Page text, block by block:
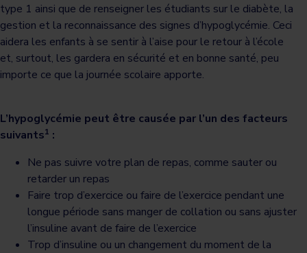
type 1 ainsi que de renseigner les étudiants sur le diabète, la
gestion et la reconnaissance des signes d’hypoglycémie. Ceci
aidera les enfants à se sentir à l’aise pour le retour à l’école
et, surtout, les gardera en sécurité et en bonne santé, peu
importe ce que la journée scolaire apporte.
L’hypoglycémie peut être causée par l’un des facteurs
suivants1 :
Ne pas suivre votre plan de repas, comme sauter ou
retarder un repas
Faire trop d’exercice ou faire de l’exercice pendant une
longue période sans manger de collation ou sans ajuster
l’insuline avant de faire de l’exercice
Trop d’insuline ou un changement du moment de la